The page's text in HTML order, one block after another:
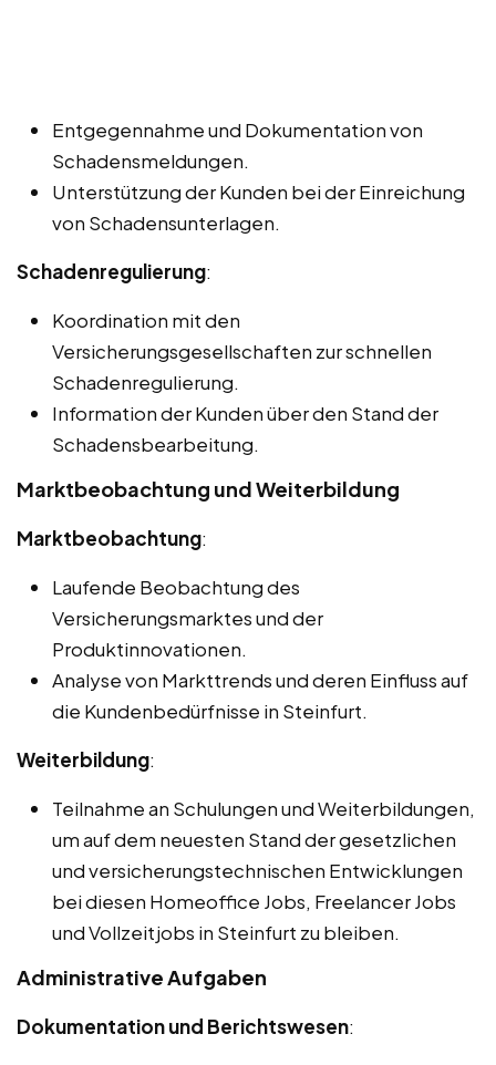
Entgegennahme und Dokumentation von
Schadensmeldungen.
Unterstützung der Kunden bei der Einreichung
von Schadensunterlagen.
Schadenregulierung:
Koordination mit den
Versicherungsgesellschaften zur schnellen
Schadenregulierung.
Information der Kunden über den Stand der
Schadensbearbeitung.
Marktbeobachtung und Weiterbildung
Marktbeobachtung:
Laufende Beobachtung des
Versicherungsmarktes und der
Produktinnovationen.
Analyse von Markttrends und deren Einfluss auf
die Kundenbedürfnisse in Steinfurt.
Weiterbildung:
Teilnahme an Schulungen und Weiterbildungen,
um auf dem neuesten Stand der gesetzlichen
und versicherungstechnischen Entwicklungen
bei diesen Homeoffice Jobs, Freelancer Jobs
und Vollzeitjobs in Steinfurt zu bleiben.
Administrative Aufgaben
Dokumentation und Berichtswesen: